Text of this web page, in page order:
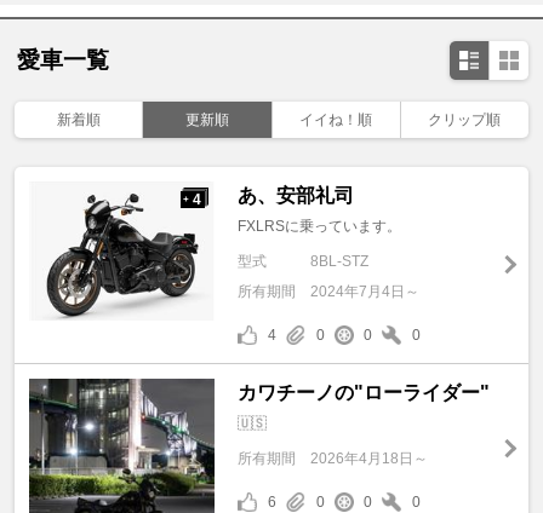
愛車一覧
新着順 更新順 イイね！順 クリップ順
+ 4 あ、安部礼司
FXLRSに乗っています。
型式
8BL-STZ
所有期間
2024年7月4日～
4 0 0 0
カワチーノの"ローライダー"
🇺🇸
所有期間 2026年4月18日～
6 0 0 0